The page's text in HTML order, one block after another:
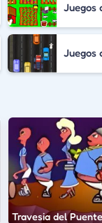
Juegos
Juegos
Travesia del Puente